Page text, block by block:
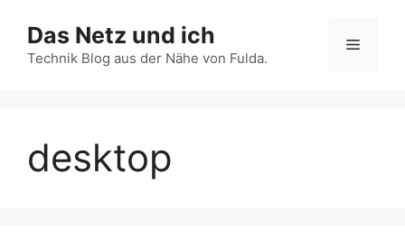
Inhalt
springen
Das Netz und ich
Technik Blog aus der Nähe von Fulda.
Menü
desktop